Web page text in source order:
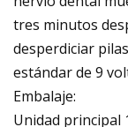
tres minutos
desperdiciar
estándar de 9
Embalaje:
Unidad principal